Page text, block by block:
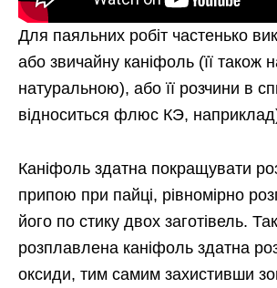
Для паяльних робіт частенько
або звичайну каніфоль (її також
натуральною), або її розчини в
відноситься флюс КЭ,
Каніфоль здатна покращувати
припою при пайці, рівномірно
його по стику двох заготівель.
розплавлена каніфоль здатна
оксиди, тим самим захистивши